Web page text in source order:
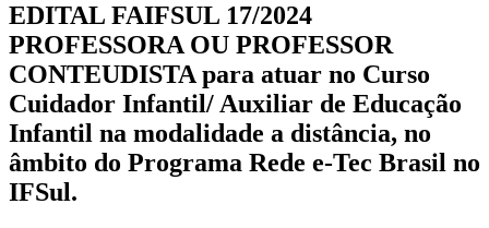
EDITAL FAIFSUL 17/2024
PROFESSORA OU PROFESSOR
CONTEUDISTA para atuar no Curso
Cuidador Infantil/ Auxiliar de Educação
Infantil na modalidade a distância, no
âmbito do Programa Rede e-Tec Brasil no
IFSul.